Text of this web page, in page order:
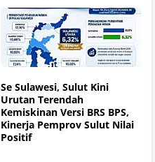
Se Sulawesi, Sulut Kini
Urutan Terendah
Kemiskinan Versi BRS BPS,
Kinerja Pemprov Sulut Nilai
Positif